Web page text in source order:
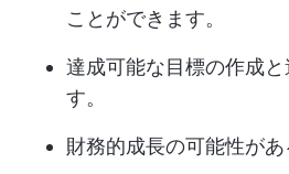
ことができます。
達成可能な目標の作成
す。
財務的成長の可能性が